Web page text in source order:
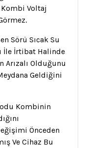
Voltaj
Sörü Sıcak Su
İle İrtibat Halinde
Arızalı Olduğunu
Geldiğini
Kombinin
Önceden
Ve Cihaz Bu